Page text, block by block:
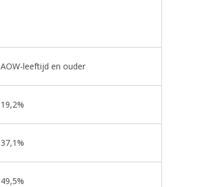
AOW-leeftijd en ouder
19,2%
37,1%
49,5%